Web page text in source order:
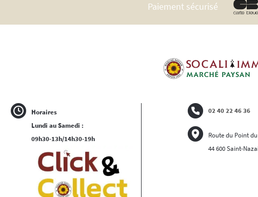
Paiement sécurisé
Horaires
Lundi au Samedi :
09h30-13h/14h30-19h
02 40 22 46 36
Route du Point
44 600 Saint-